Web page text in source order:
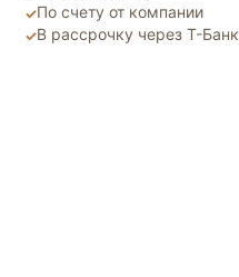
✓По счету от компании
✓В рассрочку через Т-Банк